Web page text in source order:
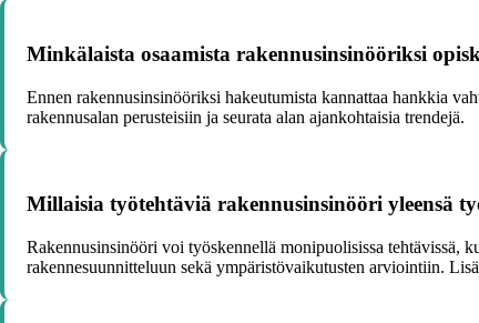
Minkälaista osaamista rakennusinsinööriksi
Ennen rakennusinsinööriksi hakeutumista kannattaa hankkia
rakennusalan perusteisiin ja seurata alan ajankohtaisia trendejä.
Millaisia työtehtäviä rakennusinsinööri yleensä
Rakennusinsinööri voi työskennellä monipuolisissa tehtävissä,
rakennesuunnitteluun sekä ympäristövaikutusten arviointiin.